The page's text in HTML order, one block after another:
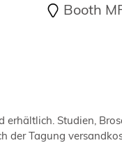
Booth
Studien,
Tagung